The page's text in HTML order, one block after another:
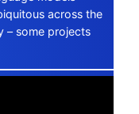
across the
– some projects